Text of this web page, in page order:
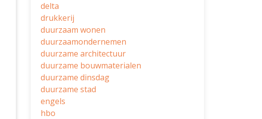
delta
drukkerij
duurzaam wonen
duurzaamondernemen
duurzame architectuur
duurzame bouwmaterialen
duurzame dinsdag
duurzame stad
engels
hbo